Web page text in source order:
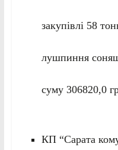
закупівлі 58
лушпиння
суму 306820,0
КП “Сарата